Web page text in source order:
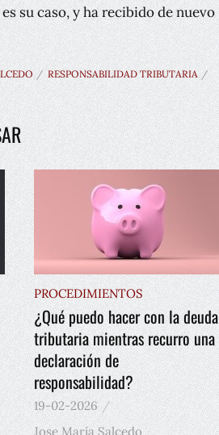
su caso, y ha recibido de nuevo
RESPONSABILIDAD TRIBUTARIA
PROCEDIMIENTOS
¿Qué puedo hacer con la deuda
tributaria mientras recurro una
declaración de
responsabilidad?
19-02-2026
Jose María Salcedo